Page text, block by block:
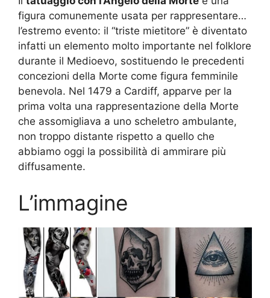
figura comunemente usata per rappresentare…
l’estremo evento: il “triste mietitore” è diventato
infatti un elemento molto importante nel folklore
durante il Medioevo, sostituendo le precedenti
concezioni della Morte come figura femminile
benevola. Nel 1479 a Cardiff, apparve per la
prima volta una rappresentazione della Morte
che assomigliava a uno scheletro ambulante,
non troppo distante rispetto a quello che
abbiamo oggi la possibilità di ammirare più
diffusamente.
L’immagine